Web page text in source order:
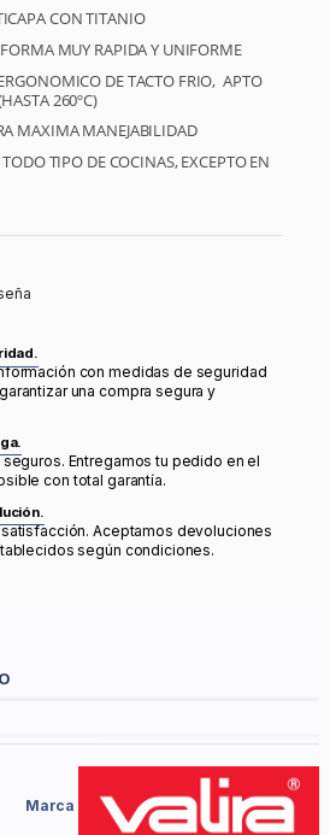
CON TITANIO
MUY RAPIDA Y UNIFORME
DE TACTO FRIO, APTO
260ºC)
MAXIMA MANEJABILIDAD
TIPO DE COCINAS, EXCEPTO EN
con medidas de seguridad
una compra segura y
Entregamos tu pedido en el
con total garantía.
Aceptamos devoluciones
según condiciones.
Marca